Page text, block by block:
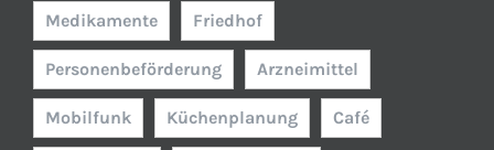
Medikamente Friedhof
Personenbeförderung Arzneimittel
Mobilfunk Küchenplanung Café